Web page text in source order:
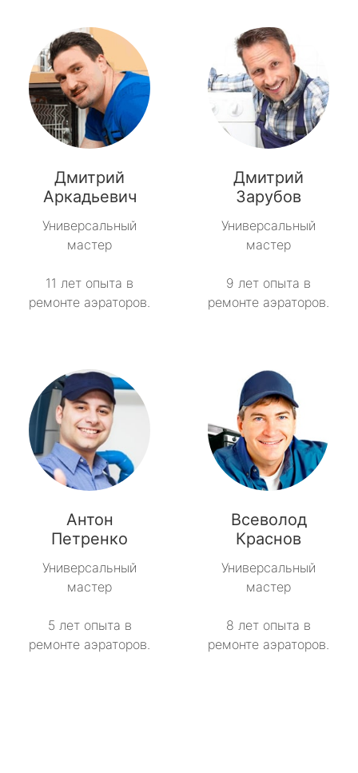
Дмитрий
Аркадьевич
Универсальный
мастер
11 лет опыта в
ремонте аэраторов.
Дмитрий
Зарубов
Универсальный
мастер
9 лет опыта в
ремонте аэраторов.
Антон
Петренко
Универсальный
мастер
5 лет опыта в
ремонте аэраторов.
Всеволод
Краснов
Универсальный
мастер
8 лет опыта в
ремонте аэраторов.